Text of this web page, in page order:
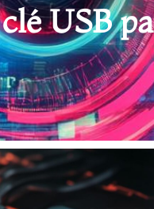
USB